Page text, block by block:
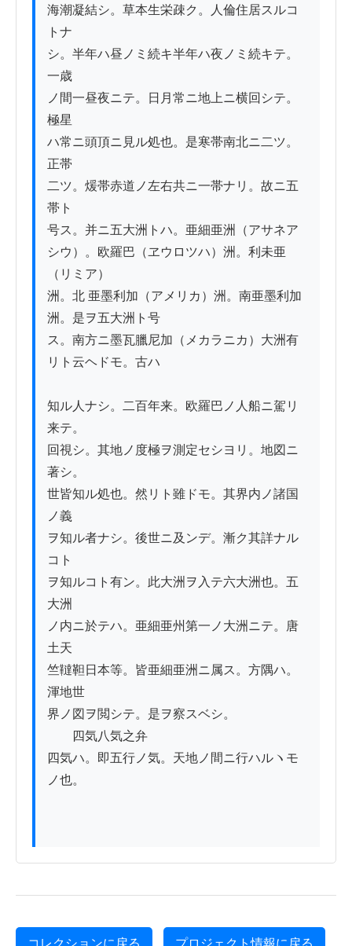
海潮凝結シ。草本生栄疎ク。人倫住居スルコ
トナ
シ。半年ハ昼ノミ続キ半年ハ夜ノミ続キテ。
一歳
ノ間一昼夜ニテ。日月常ニ地上ニ横回シテ。
極星
ハ常ニ頭頂ニ見ル処也。是寒帯南北ニ二ツ。
正帯
二ツ。煖帯赤道ノ左右共ニ一帯ナリ。故ニ五
帯ト
号ス。并ニ五大洲トハ。亜細亜洲（アサネア
シウ）。欧羅巴（ヱウロツハ）洲。利未亜
（リミア）
洲。北 亜墨利加（アメリカ）洲。南亜墨利加
洲。是ヲ五大洲ト号
ス。南方ニ墨瓦臘尼加（メカラニカ）大洲有
リト云ヘドモ。古ハ
知ル人ナシ。二百年来。欧羅巴ノ人船ニ駕リ
来テ。
回視シ。其地ノ度極ヲ測定セシヨリ。地図ニ
著シ。
世皆知ル処也。然リト雖ドモ。其界内ノ諸国
ノ義
ヲ知ル者ナシ。後世ニ及ンデ。漸ク其詳ナル
コト
ヲ知ルコト有ン。此大洲ヲ入テ六大洲也。五
大洲
ノ内ニ於テハ。亜細亜州第一ノ大洲ニテ。唐
土天
竺韃靼日本等。皆亜細亜洲ニ属ス。方隅ハ。
渾地世
界ノ図ヲ閲シテ。是ヲ察スベシ。
四気八気之弁
四気ハ。即五行ノ気。天地ノ間ニ行ハルヽモ
ノ也。
コレクションに戻る プロジェクト情報に戻る